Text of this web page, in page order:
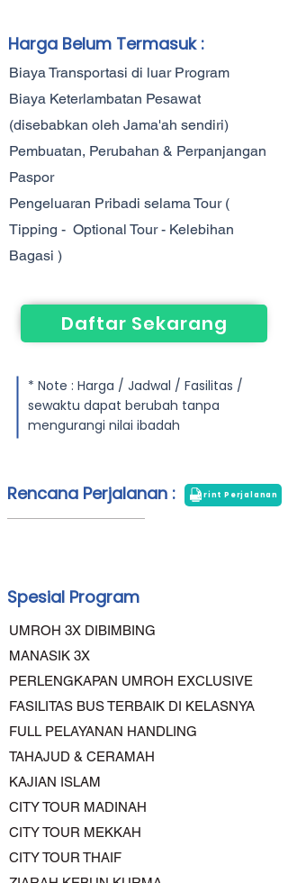
Harga Belum Termasuk :
Biaya Transportasi di luar Program
Biaya Keterlambatan Pesawat
(disebabkan oleh Jama'ah sendiri)
Pembuatan, Perubahan & Perpanjangan
Paspor
Pengeluaran Pribadi selama Tour (
Tipping - Optional Tour - Kelebihan
Bagasi )
Daftar Sekarang
* Note : Harga / Jadwal / Fasilitas /
sewaktu dapat berubah tanpa
mengurangi nilai ibadah
Rencana Perjalanan : Print Perjalanan
Spesial Program
UMROH 3X DIBIMBING
MANASIK 3X
PERLENGKAPAN UMROH EXCLUSIVE
FASILITAS BUS TERBAIK DI KELASNYA
FULL PELAYANAN HANDLING
TAHAJUD & CERAMAH
KAJIAN ISLAM
CITY TOUR MADINAH
CITY TOUR MEKKAH
CITY TOUR THAIF